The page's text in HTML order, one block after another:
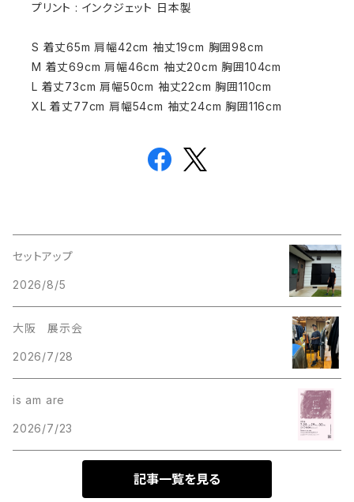
プリント : インクジェット 日本製
S 着丈65m 肩幅42cm 袖丈19cm 胸囲98cm
M 着丈69cm 肩幅46cm 袖丈20cm 胸囲104cm
L 着丈73cm 肩幅50cm 袖丈22cm 胸囲110cm
XL 着丈77cm 肩幅54cm 袖丈24cm 胸囲116cm
セットアップ
2026/8/5
大阪 展示会
2026/7/28
is am are
2026/7/23
記事一覧を見る